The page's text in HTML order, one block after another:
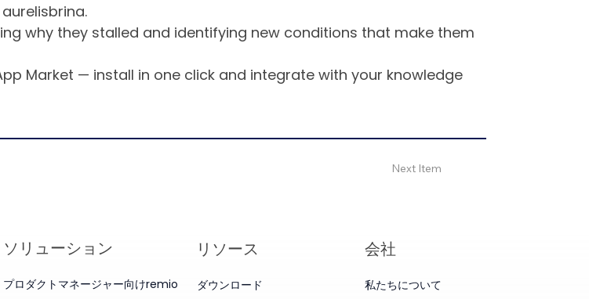
why they stalled and identifying new conditions that make them
Market — install in one click and integrate with your knowledge
Next Item
ソリューション
プロダクトマネージャー向けremio
リソース
ダウンロード
会社
私たちについて